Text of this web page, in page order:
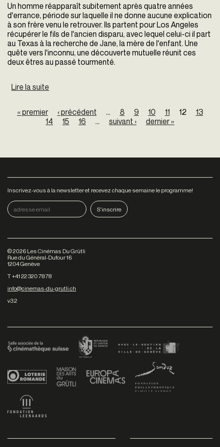
Un homme réapparaît subitement après quatre années
d'errance, période sur laquelle il ne donne aucune explication
à son frère venu le retrouver. Ils partent pour Los Angeles
récupérer le fils de l'ancien disparu, avec lequel celui-ci il part
au Texas à la recherche de Jane, la mère de l'enfant. Une
quête vers l'inconnu, une découverte mutuelle réunit ces
deux êtres au passé tourmenté.
Lire la suite
Pages
« premier ‹ précédent … 8 9 10 11 12
13
14
15 16 … suivant › dernier »
Inscrivez-vous à la newsletter et recevez chaque semaine le programme!
©2026 Les Cinémas Du Grütli
Rue du Général-Dufour 16
1204 Genève
T +41 22 320 78 78
info@cinemas-du-grutli.ch
v3.2